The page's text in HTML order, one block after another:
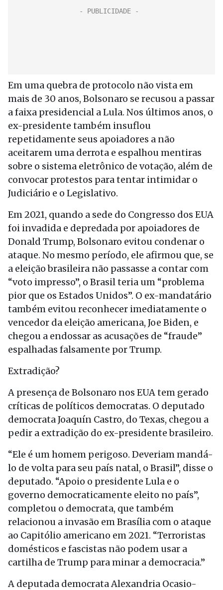
Em uma quebra de protocolo não vista em
mais de 30 anos, Bolsonaro se recusou a passar
a faixa presidencial a Lula. Nos últimos anos, o
ex-presidente também insuflou
repetidamente seus apoiadores a não
aceitarem uma derrota e espalhou mentiras
sobre o sistema eletrônico de votação, além de
convocar protestos para tentar intimidar o
Judiciário e o Legislativo.
Em 2021, quando a sede do Congresso dos EUA
foi invadida e depredada por apoiadores de
Donald Trump, Bolsonaro evitou condenar o
ataque. No mesmo período, ele afirmou que, se
a eleição brasileira não passasse a contar com
“voto impresso”, o Brasil teria um “problema
pior que os Estados Unidos”. O ex-mandatário
também evitou reconhecer imediatamente o
vencedor da eleição americana, Joe Biden, e
chegou a endossar as acusações de “fraude”
espalhadas falsamente por Trump.
Extradição?
A presença de Bolsonaro nos EUA tem gerado
críticas de políticos democratas. O deputado
democrata Joaquín Castro, do Texas, chegou a
pedir a extradição do ex-presidente brasileiro.
“Ele é um homem perigoso. Deveriam mandá-
lo de volta para seu país natal, o Brasil”, disse o
deputado. “Apoio o presidente Lula e o
governo democraticamente eleito no país”,
completou o democrata, que também
relacionou a invasão em Brasília com o ataque
ao Capitólio americano em 2021. “Terroristas
domésticos e fascistas não podem usar a
cartilha de Trump para minar a democracia.”
A deputada democrata Alexandria Ocasio-